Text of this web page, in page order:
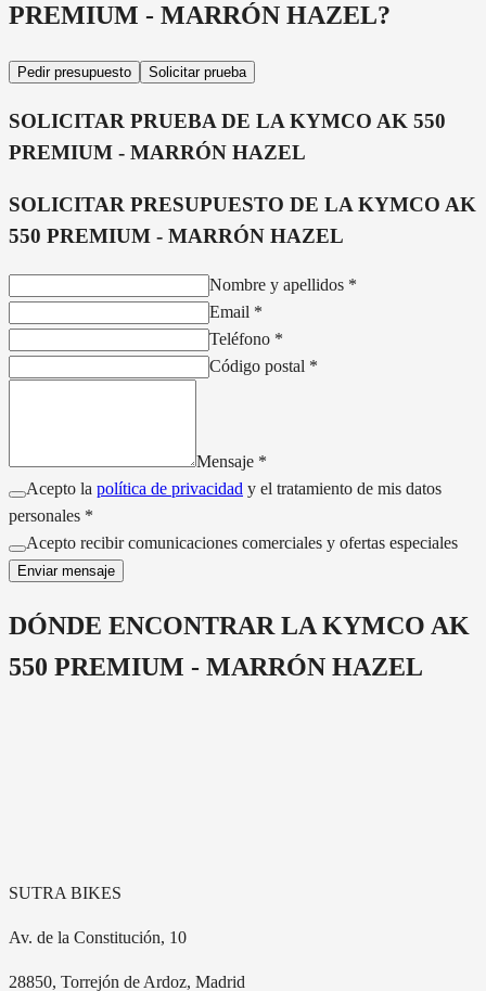
PREMIUM - MARRÓN HAZEL?
Pedir presupuesto Solicitar prueba
SOLICITAR PRUEBA DE LA KYMCO AK 550
PREMIUM - MARRÓN HAZEL
SOLICITAR PRESUPUESTO DE LA KYMCO AK
550 PREMIUM - MARRÓN HAZEL
Nombre y apellidos *
Email *
Teléfono *
Código postal *
Mensaje *
Acepto la política de privacidad y el tratamiento de mis datos
personales *
Acepto recibir comunicaciones comerciales y ofertas especiales
Enviar mensaje
DÓNDE ENCONTRAR LA KYMCO AK
550 PREMIUM - MARRÓN HAZEL
SUTRA BIKES
Av. de la Constitución, 10
28850, Torrejón de Ardoz, Madrid